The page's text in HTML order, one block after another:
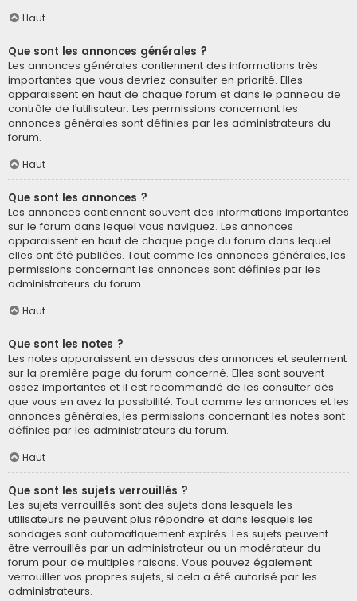
Haut
Que sont les annonces générales ?
Les annonces générales contiennent des informations très
importantes que vous devriez consulter en priorité. Elles
apparaissent en haut de chaque forum et dans le panneau de
contrôle de l’utilisateur. Les permissions concernant les
annonces générales sont définies par les administrateurs du
forum.
Haut
Que sont les annonces ?
Les annonces contiennent souvent des informations importantes
sur le forum dans lequel vous naviguez. Les annonces
apparaissent en haut de chaque page du forum dans lequel
elles ont été publiées. Tout comme les annonces générales, les
permissions concernant les annonces sont définies par les
administrateurs du forum.
Haut
Que sont les notes ?
Les notes apparaissent en dessous des annonces et seulement
sur la première page du forum concerné. Elles sont souvent
assez importantes et il est recommandé de les consulter dès
que vous en avez la possibilité. Tout comme les annonces et les
annonces générales, les permissions concernant les notes sont
définies par les administrateurs du forum.
Haut
Que sont les sujets verrouillés ?
Les sujets verrouillés sont des sujets dans lesquels les
utilisateurs ne peuvent plus répondre et dans lesquels les
sondages sont automatiquement expirés. Les sujets peuvent
être verrouillés par un administrateur ou un modérateur du
forum pour de multiples raisons. Vous pouvez également
verrouiller vos propres sujets, si cela a été autorisé par les
administrateurs.